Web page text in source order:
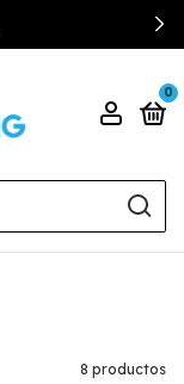
0
8 productos